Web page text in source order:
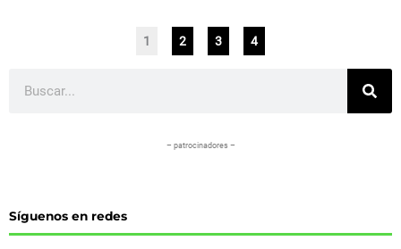
1 2 3 4
– patrocinadores –
Síguenos en redes